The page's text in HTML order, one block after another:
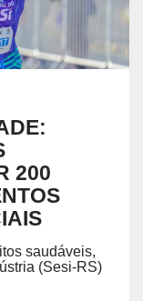
200
saudáveis,
(Sesi-RS)